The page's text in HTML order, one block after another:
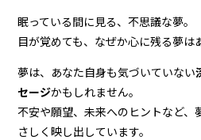
眠っている間に見る、不思議な夢。
目が覚めても、なぜか心に残る夢は
夢は、あなた自身も気づいていない
セージかもしれません。
不安や願望、未来へのヒントなど、
さしく映し出しています。